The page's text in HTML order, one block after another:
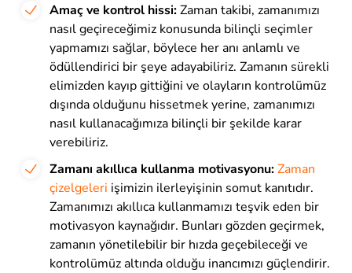
Amaç ve kontrol hissi:Zaman takibi, zamanımızı
nasıl geçireceğimiz konusunda bilinçli seçimler
yapmamızı sağlar, böylece her anı anlamlı ve
ödüllendirici bir şeye adayabiliriz. Zamanın sürekli
elimizden kayıp gittiğini ve olayların kontrolümüz
dışında olduğunu hissetmek yerine, zamanımızı
nasıl kullanacağımıza bilinçli bir şekilde karar
verebiliriz.
Zamanı akıllıca kullanma motivasyonu:Zaman
çizelgeleri işimizin ilerleyişinin somut kanıtıdır.
Zamanımızı akıllıca kullanmamızı teşvik eden bir
motivasyon kaynağıdır. Bunları gözden geçirmek,
zamanın yönetilebilir bir hızda geçebileceği ve
kontrolümüz altında olduğu inancımızı güçlendirir.